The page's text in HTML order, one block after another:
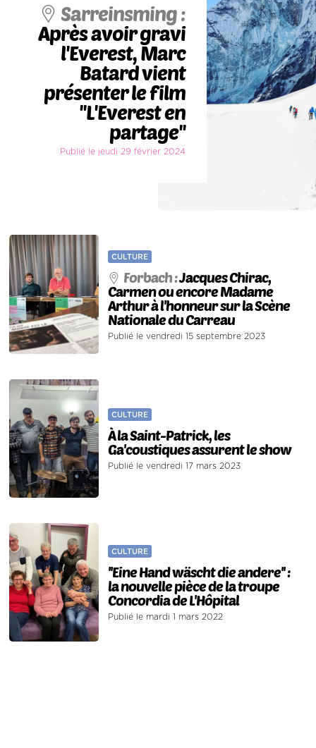
Sarreinsming :
Après avoir gravi
l'Everest, Marc
Batard vient
présenter le film
''L'Everest en
partage''
Publié le jeudi 29 février 2024
CULTURE
Forbach :Jacques Chirac,
Carmen ou encore Madame
Arthur à l'honneur sur la Scène
Nationale du Carreau
Publié le vendredi 15 septembre 2023
CULTURE
À la Saint-Patrick, les
Ga'coustiques assurent le show
Publié le vendredi 17 mars 2023
CULTURE
''Eine Hand wäscht die andere'' :
la nouvelle pièce de la troupe
Concordia de L'Hôpital
Publié le mardi 1 mars 2022